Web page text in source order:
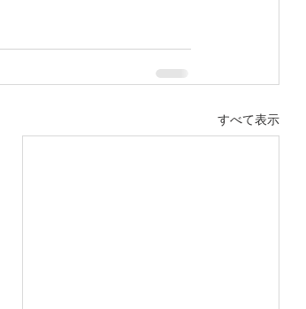
すべて表示